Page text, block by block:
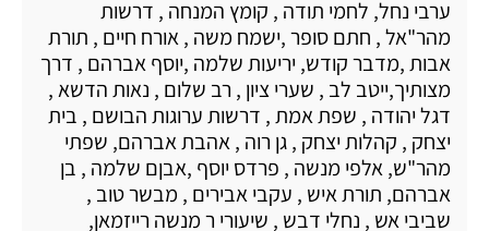
ערבי נחל, לחמי תודה , קומץ המנחה , דרשות
מהר"אל , חתם סופר ,ישמח משה , אורח חיים , תורת
אבות ,מדבר קודש, יריעות שלמה ,יוסף אברהם , דרך
מצותיך,ייטב לב , שערי ציון , רב שלום , נאות הדשא ,
דגל יהודה , שפת אמת , דרשות ערוגות הבושם , בית
יצחק , קהלות יצחק , גן רוה , אהבת אברהם, שפתי
מהר"ש, אלפי מנשה , פרדס יוסף ,אבןם שלמה , בן
אברהם, תורת איש , עקבי אבירים , מבשר טוב ,
שביבי אש , נחלי דבש , שיעורי ר מנשה רייזמאן,